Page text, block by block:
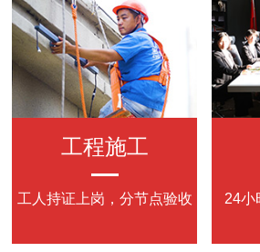
工程施工
工人持证上岗，分节点验收 24小